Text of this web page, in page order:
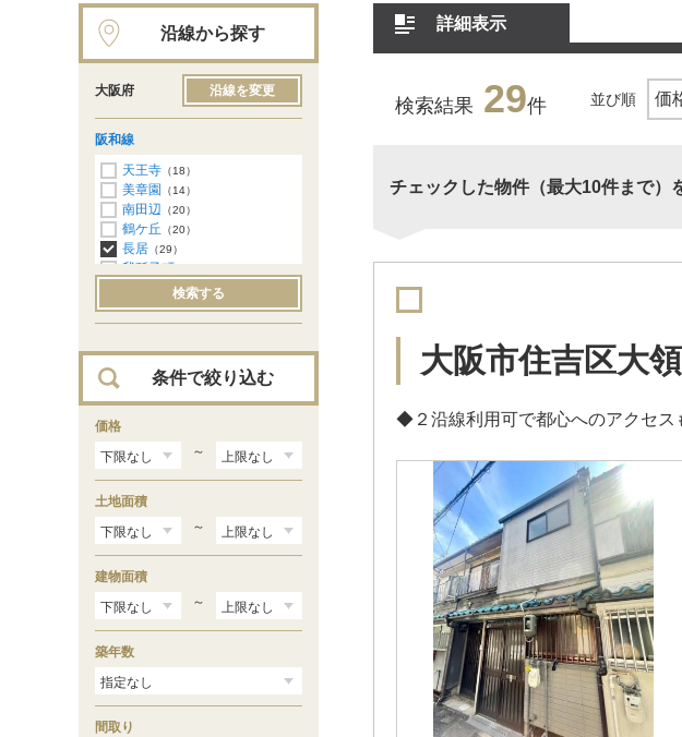
詳細表示
検索結果 29件 並び順
チェックした物件（最大10件まで）
大阪市住吉区大
◆２沿線利用可で都心へのアクセ
沿線から探す
大阪府 沿線を変更
阪和線
天王寺 （18）
美章園 （14）
南田辺 （20）
鶴ケ丘 （20）
長居 （29）
我孫子町
（16）
浅香（22）
堺市（18）
百舌鳥 （15）
上野芝（63）
津久野（68）
東羽衣（75）
富木（56）
北信太（63）
信太山
和泉府中 （55）
久米田（52）
東岸和田
東貝塚 （20）
和泉橋本（11）
熊取
日根野
新家
検索する
条件で絞り込む
価格
～
土地面積
～
建物面積
～
築年数
間取り